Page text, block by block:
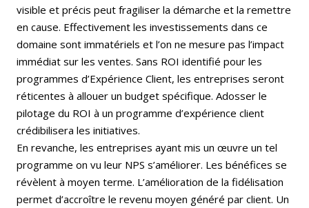
visible et précis peut fragiliser la démarche et la remettre
en cause. Effectivement les investissements dans ce
domaine sont immatériels et l’on ne mesure pas l’impact
immédiat sur les ventes. Sans ROI identifié pour les
programmes d’Expérience Client, les entreprises seront
réticentes à allouer un budget spécifique. Adosser le
pilotage du ROI à un programme d’expérience client
crédibilisera les initiatives.
En revanche, les entreprises ayant mis un œuvre un tel
programme on vu leur NPS s’améliorer. Les bénéfices se
révèlent à moyen terme. L’amélioration de la fidélisation
permet d’accroître le revenu moyen généré par client. Un